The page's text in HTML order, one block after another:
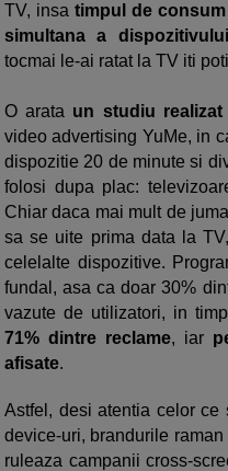
TV, insa timpul de
simultana a
tocmai le-ai ratat la TV iti
O arata un studiu realizat
video advertising YuMe, in
dispozitie 20 de minute si
folosi dupa plac:
Chiar daca mai mult de
sa se uite prima data la
celelalte dispozitive.
fundal, asa ca doar 30%
vazute de utilizatori, in
71% dintre reclame, iar
afisate.
Astfel, desi atentia celor
device-uri, brandurile
ruleaza campanii cross-